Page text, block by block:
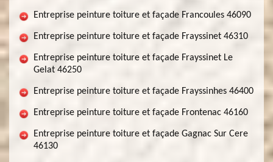
Entreprise peinture toiture et façade Francoules 46090
Entreprise peinture toiture et façade Frayssinet 46310
Entreprise peinture toiture et façade Frayssinet Le
Gelat 46250
Entreprise peinture toiture et façade Frayssinhes 46400
Entreprise peinture toiture et façade Frontenac 46160
Entreprise peinture toiture et façade Gagnac Sur Cere
46130